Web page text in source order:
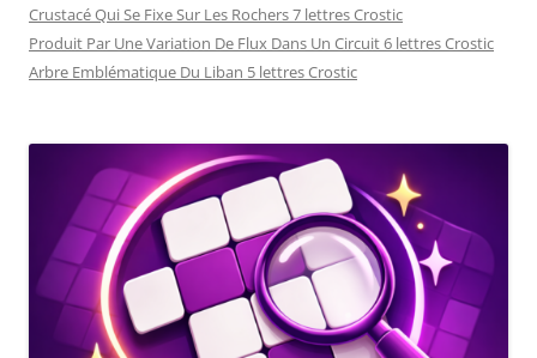
Crustacé Qui Se Fixe Sur Les Rochers 7 lettres Crostic
Produit Par Une Variation De Flux Dans Un Circuit 6 lettres Crostic
Arbre Emblématique Du Liban 5 lettres Crostic